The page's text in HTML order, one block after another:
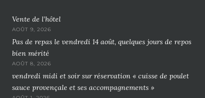
Vente de l’hôtel
AOÛT 9, 2026
Pas de repas le vendredi 14 août, quelques jours de repos
bien mérité
AOÛT 8, 2026
vendredi midi et soir sur réservation « cuisse de poulet
sauce provençale et ses accompagnements »